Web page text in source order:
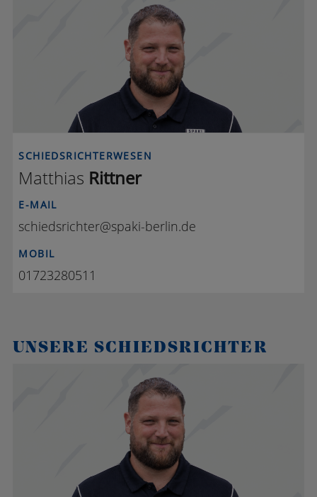
M R
SCHIEDSRICHTERWESEN
Matthias Rittner
E-MAIL
schiedsrichter@spaki-berlin.de
MOBIL
01723280511
UNSERE SCHIEDSRICHTER
M R